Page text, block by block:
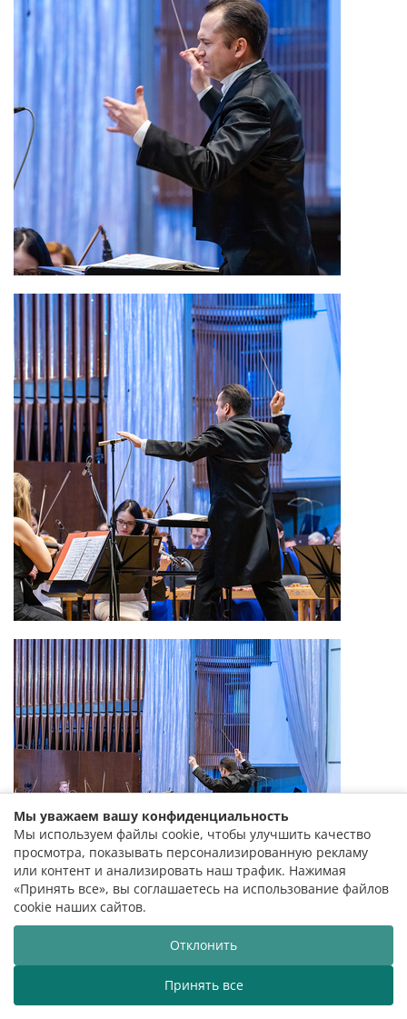
вітае вас! Беларуская дзяржаўная
Мы уважаем вашу конфиденциальность
Мы используем файлы cookie, чтобы улучшить качество
просмотра, показывать персонализированную рекламу
или контент и анализировать наш трафик. Нажимая
«Принять все», вы соглашаетесь на использование файлов
cookie наших сайтов.
Отклонить
Принять все